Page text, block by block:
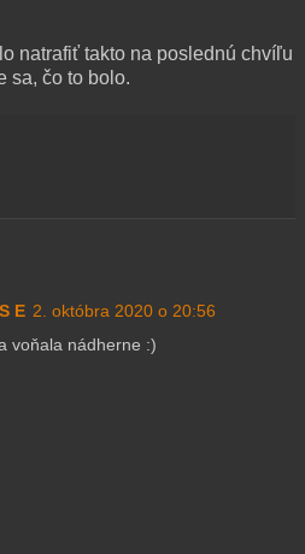
natrafiť takto na poslednú chvíľu
sa, čo to bolo.
E 2. októbra 2020 o 20:56
voňala nádherne :)